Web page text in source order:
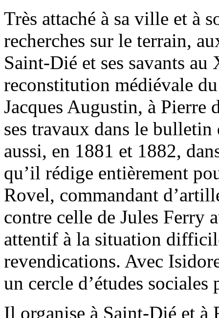
Très attaché à sa ville et à
recherches sur le terrain,
Saint-Dié et ses savants
reconstitution médiévale
Jacques Augustin, à
ses travaux dans le
aussi, en 1881 et 1882,
qu’il rédige entièrement
Rovel, commandant
contre celle de Jules Ferry
attentif à la situation
revendications. Avec
un cercle d’études
Il organise à Saint-Dié et à